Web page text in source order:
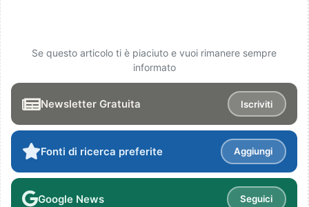
Se questo articolo ti è piaciuto e vuoi rimanere sempre
informato
Newsletter Gratuita Iscriviti
Fonti di ricerca preferite Aggiungi
Google News Seguici